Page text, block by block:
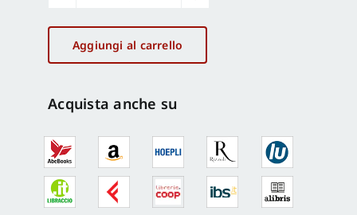
del
Partito
Repubblicano
Aggiungi al carrello
Acquista anche su